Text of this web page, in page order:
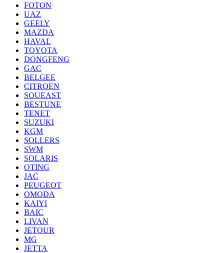
FOTON
UAZ
GEELY
MAZDA
HAVAL
TOYOTA
DONGFENG
GAC
BELGEE
CITROEN
SOUEAST
BESTUNE
TENET
SUZUKI
KGM
SOLLERS
SWM
SOLARIS
OTING
JAC
PEUGEOT
OMODA
KAIYI
BAIC
LIVAN
JETOUR
MG
JETTA